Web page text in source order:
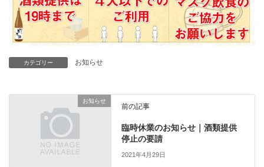
カテゴリー お知らせ
お知らせ
前の記事
臨時休業のお知らせ｜酒類提供
停止の要請
2021年4月29日